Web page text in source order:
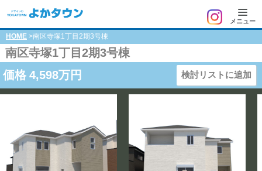
メニュー
HOME >南区寺塚1丁目2期3号棟
南区寺塚1丁目2期3号棟
価格 4,598万円 検討リストに追加